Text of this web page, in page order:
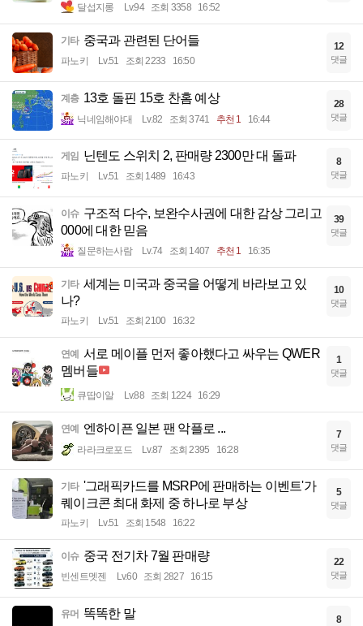
달섭지롱 Lv.94 조회 3358 16:52
기타 중국과 관련된 단어들
파노키 Lv.51 조회 2233 16:50
12
댓글
계층 13호 돌핀 15호 찬홈 예상
닉네임해야대 Lv.82 조회 3741 추천 1 16:44
28
댓글
게임 닌텐도 스위치 2, 판매량 2300만 대 돌파
파노키 Lv.51 조회 1489 16:43
8
댓글
이슈 구조적 다수, 보완수사권에 대한 감상 그리고
000에 대한 믿음
질문하는사람 Lv.74 조회 1407 추천 1 16:35
39
댓글
기타 세계는 미국과 중국을 어떻게 바라보고 있
나?
파노키 Lv.51 조회 2100 16:32
10
댓글
연예 서로 메이플 먼저 좋아했다고 싸우는 QWER
멤버들
큐땁이알 Lv.88 조회 1224 16:29
1
댓글
연예 엔하이픈 일본 팬 악플로 ...
라라크로포드 Lv.87 조회 2395 16:28
7
댓글
기타 '그래픽카드를 MSRP에 판매하는 이벤트'가
퀘이크콘 최대 화제 중 하나로 부상
파노키 Lv.51 조회 1548 16:22
5
댓글
이슈 중국 전기차 7월 판매량
빈센트멧젠 Lv.60 조회 2827 16:15
22
댓글
유머 똑똑한 말 8